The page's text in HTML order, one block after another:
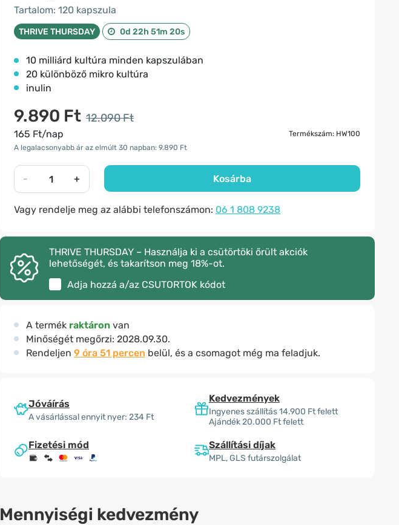
Tartalom: 120 kapszula
THRIVE THURSDAY 0d 22h 51m 19s
10 milliárd kultúra minden kapszulában
20 különböző mikro kultúra
inulin
9.890 Ft 12.090 Ft
165 Ft/nap
Termékszám: HW100
A legalacsonyabb ár az elmúlt 30 napban: 9.890 Ft
- + Kosárba
Vagy rendelje meg az alábbi telefonszámon: 06 1 808 9238
THRIVE THURSDAY – Használja ki a csütörtöki őrült akciók
lehetőségét, és takarítson meg 18%-ot.
Adja hozzá a/az CSUTORTOK kódot
A termék raktáron van
Minőségét megőrzi: 2028.09.30.
Rendeljen 9 óra 51 percen belül, és a csomagot még ma feladjuk.
Jóváírás
A vásárlással ennyit nyer: 234 Ft
Kedvezmények
Ingyenes szállítás 14.900 Ft felett
Ajándék 20.000 Ft felett
Fizetési mód Szállítási díjak
MPL, GLS futárszolgálat
Mennyiségi kedvezmény